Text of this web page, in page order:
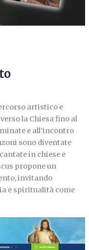
artistico e
la Chiesa fino al
e all’incontro
sono diventate
in chiese e
propone un
invitando
e spiritualità come